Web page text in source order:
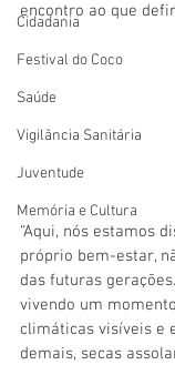
Cidadania
Festival do Coco
Saúde
Vigilãncia Sanitária
Juventude
Memória e Cultura
encontro ao que
“Aqui, nós estamos
próprio bem-estar,
das futuras
vivendo um
climáticas visíveis e
demais, secas